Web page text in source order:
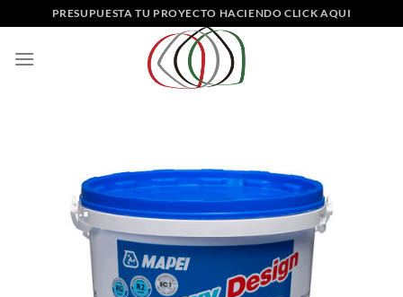
al
contenido
PRESUPUESTA TU PROYECTO HACIENDO CLICK AQUI